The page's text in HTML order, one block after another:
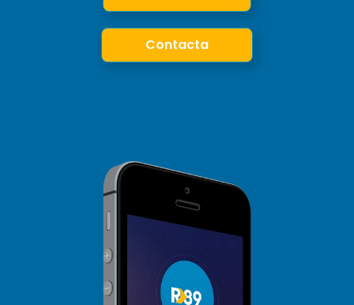
Contacta